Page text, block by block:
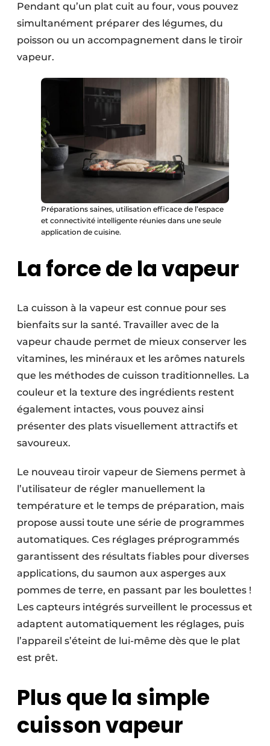
Pendant qu’un plat cuit au four, vous pouvez
simultanément préparer des légumes, du
poisson ou un accompagnement dans le tiroir
vapeur.
Préparations saines, utilisation efficace de l’espace
et connectivité intelligente réunies dans une seule
application de cuisine.
La force de la vapeur
La cuisson à la vapeur est connue pour ses
bienfaits sur la santé. Travailler avec de la
vapeur chaude permet de mieux conserver les
vitamines, les minéraux et les arômes naturels
que les méthodes de cuisson traditionnelles. La
couleur et la texture des ingrédients restent
également intactes, vous pouvez ainsi
présenter des plats visuellement attractifs et
savoureux.
Le nouveau tiroir vapeur de Siemens permet à
l’utilisateur de régler manuellement la
température et le temps de préparation, mais
propose aussi toute une série de programmes
automatiques. Ces réglages préprogrammés
garantissent des résultats fiables pour diverses
applications, du saumon aux asperges aux
pommes de terre, en passant par les boulettes !
Les capteurs intégrés surveillent le processus et
adaptent automatiquement les réglages, puis
l’appareil s’éteint de lui-même dès que le plat
est prêt.
Plus que la simple
cuisson vapeur